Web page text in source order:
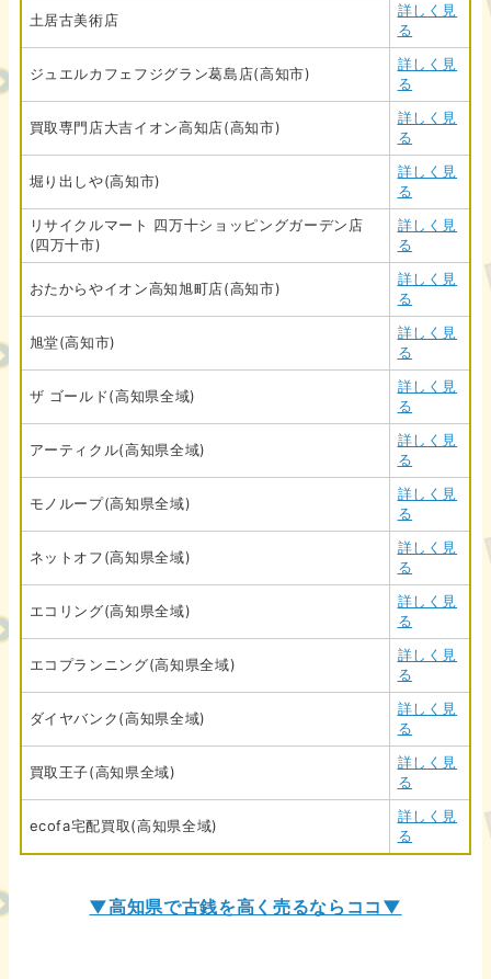
土居古美術店
詳しく見
る
ジュエルカフェフジグラン葛島店(高知市)
詳しく見
る
買取専門店大吉イオン高知店(高知市)
詳しく見
る
堀り出しや(高知市)
詳しく見
る
リサイクルマート 四万十ショッピングガーデン店
(四万十市)
詳しく見
る
おたからやイオン高知旭町店(高知市)
詳しく見
る
旭堂(高知市)
詳しく見
る
ザ ゴールド(高知県全域)
詳しく見
る
アーティクル(高知県全域)
詳しく見
る
モノループ(高知県全域)
詳しく見
る
ネットオフ(高知県全域)
詳しく見
る
エコリング(高知県全域)
詳しく見
る
エコプランニング(高知県全域)
詳しく見
る
ダイヤバンク(高知県全域)
詳しく見
る
買取王子(高知県全域)
詳しく見
る
ecofa宅配買取(高知県全域)
詳しく見
る
▼高知県で古銭を高く売るならココ▼